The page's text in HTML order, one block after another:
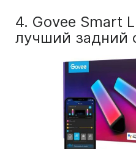
4. Govee Smart
лучший задний